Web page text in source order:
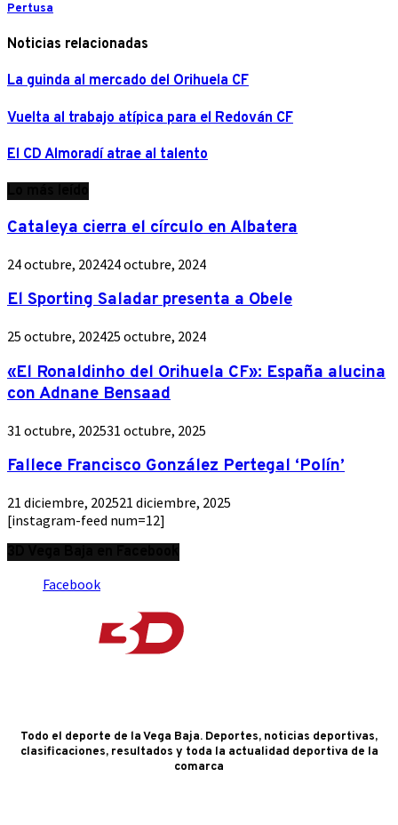
Pertusa
Noticias relacionadas
La guinda al mercado del Orihuela CF
Vuelta al trabajo atípica para el Redován CF
El CD Almoradí atrae al talento
Cataleya cierra el círculo en Albatera
24 octubre, 202424 octubre, 2024
El Sporting Saladar presenta a Obele
25 octubre, 202425 octubre, 2024
«El Ronaldinho del Orihuela CF»: España alucina
con Adnane Bensaad
31 octubre, 202531 octubre, 2025
Fallece Francisco González Pertegal ‘Polín’
21 diciembre, 202521 diciembre, 2025
[instagram-feed num=12]
Facebook
Todo el deporte de la Vega Baja. Deportes, noticias deportivas,
clasificaciones, resultados y toda la actualidad deportiva de la
comarca